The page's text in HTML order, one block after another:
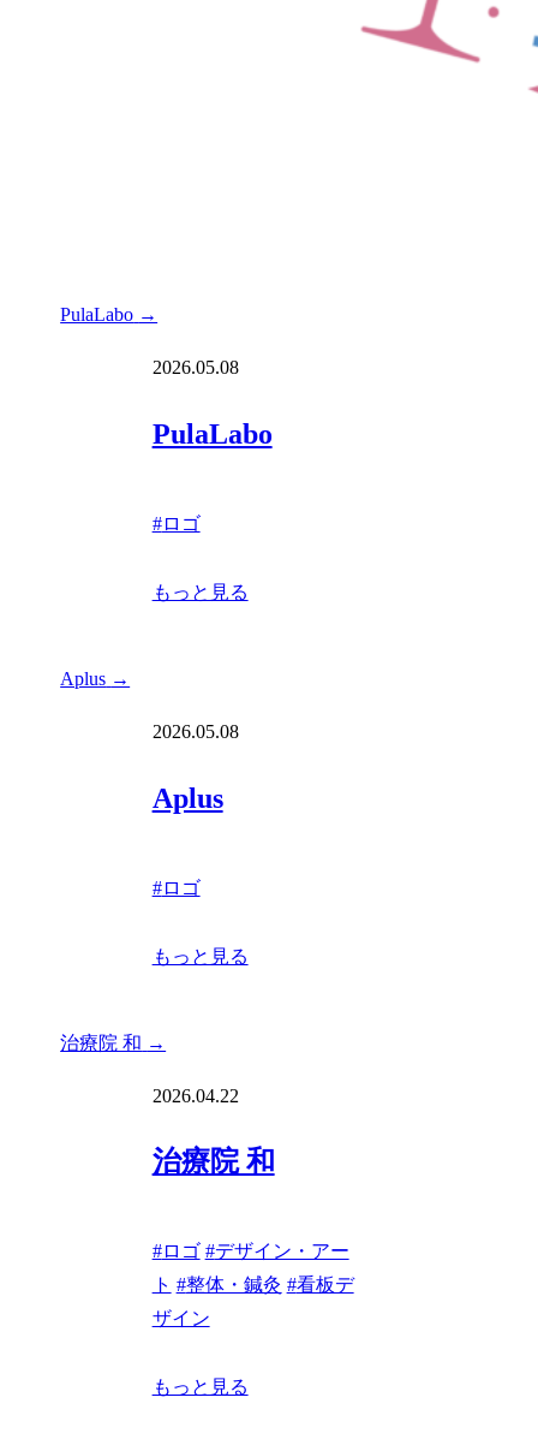
PulaLabo →
2026.05.08
PulaLabo
#ロゴ
もっと見る
Aplus →
2026.05.08
Aplus
#ロゴ
もっと見る
治療院 和 →
2026.04.22
治療院 和
#ロゴ #デザイン・アー
ト #整体・鍼灸 #看板デ
ザイン
もっと見る